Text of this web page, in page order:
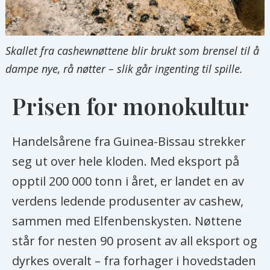
Skallet fra cashewnøttene blir brukt som brensel til å
dampe nye, rå nøtter – slik går ingenting til spille.
Prisen for monokultur
Handelsårene fra Guinea-Bissau strekker
seg ut over hele kloden. Med eksport på
opptil 200 000 tonn i året, er landet en av
verdens ledende produsenter av cashew,
sammen med Elfenbenskysten. Nøttene
står for nesten 90 prosent av all eksport og
dyrkes overalt – fra forhager i hovedstaden